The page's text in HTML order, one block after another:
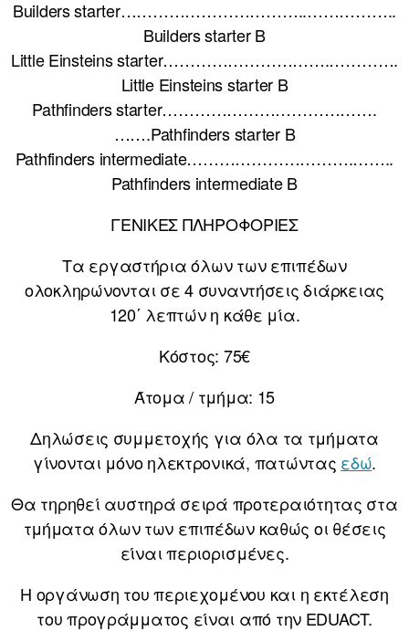
Builders starter……………………………..……………..
Builders starter B
Little Einsteins starter………………………….………….
Little Einsteins starter B
Pathfinders starter………………………………….
…….Pathfinders starter B
Pathfinders intermediate………………………….……..
Pathfinders intermediate B
ΓΕΝΙΚΕΣ ΠΛΗΡΟΦΟΡΙΕΣ
Τα εργαστήρια όλων των επιπέδων
ολοκληρώνονται σε 4 συναντήσεις διάρκειας
120΄ λεπτών η κάθε μία.
Κόστος: 75€
Άτομα / τμήμα: 15
Δηλώσεις συμμετοχής για όλα τα τμήματα
γίνονται μόνο ηλεκτρονικά, πατώντας εδώ.
Θα τηρηθεί αυστηρά σειρά προτεραιότητας στα
τμήματα όλων των επιπέδων καθώς οι θέσεις
είναι περιορισμένες.
Η οργάνωση του περιεχομένου και η εκτέλεση
του προγράμματος είναι από την EDUACT.